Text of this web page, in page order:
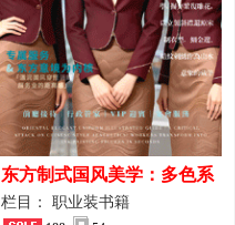
东方制式国风美学：多色系
新中式前厅管家VIP接待员
栏目： 职业装书籍